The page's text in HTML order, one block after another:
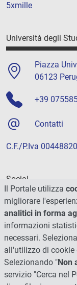
5xmille
Università degli
Piazza
06123
+39
Contatti
C.F./P.Iva
Social
Il Portale utilizza
migliorare
analitici in forma
informazioni
necessari.
all'utilizzo di cookie
Selezionando "Non
servizio "Cerca nel